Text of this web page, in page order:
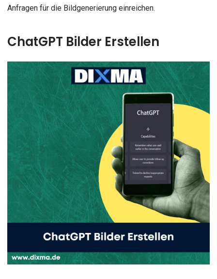
Anfragen für die Bildgenerierung einreichen.
ChatGPT Bilder Erstellen